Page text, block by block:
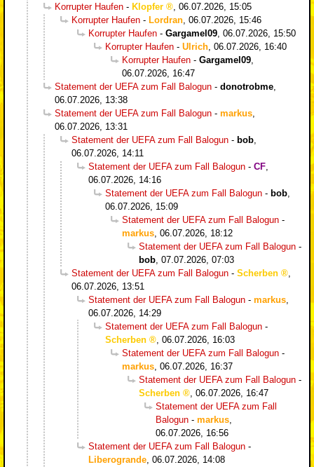
Korrupter Haufen - Klopfer , 06.07.2026, 15:05
Korrupter Haufen - Lordran, 06.07.2026, 15:46
Korrupter Haufen - Gargamel09, 06.07.2026, 15:50
Korrupter Haufen - Ulrich, 06.07.2026, 16:40
Korrupter Haufen - Gargamel09,
06.07.2026, 16:47
Statement der UEFA zum Fall Balogun - donotrobme,
06.07.2026, 13:38
Statement der UEFA zum Fall Balogun - markus,
06.07.2026, 13:31
Statement der UEFA zum Fall Balogun - bob,
06.07.2026, 14:11
Statement der UEFA zum Fall Balogun - CF,
06.07.2026, 14:16
Statement der UEFA zum Fall Balogun - bob,
06.07.2026, 15:09
Statement der UEFA zum Fall Balogun -
markus, 06.07.2026, 18:12
Statement der UEFA zum Fall Balogun -
bob, 07.07.2026, 07:03
Statement der UEFA zum Fall Balogun - Scherben
,
06.07.2026, 13:51
Statement der UEFA zum Fall Balogun - markus,
06.07.2026, 14:29
Statement der UEFA zum Fall Balogun -
Scherben
, 06.07.2026, 16:03
Statement der UEFA zum Fall Balogun -
markus, 06.07.2026, 16:37
Statement der UEFA zum Fall Balogun -
Scherben
, 06.07.2026, 16:47
Statement der UEFA zum Fall
Balogun - markus,
06.07.2026, 16:56
Statement der UEFA zum Fall Balogun -
Liberogrande, 06.07.2026, 14:08